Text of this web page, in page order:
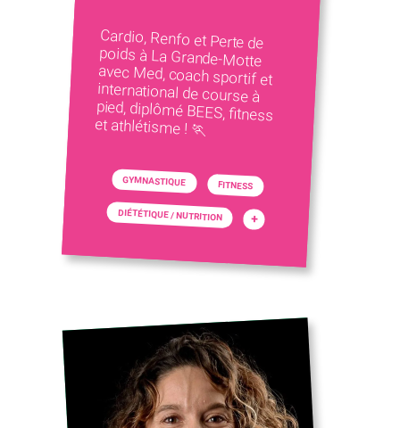
Cardio, Renfo et Perte de
poids à La Grande-Motte
avec Med, coach sportif et
international de course à
pied, diplômé BEES, fitness
et athlétisme ! 🏃
GYMNASTIQUE FITNESS
DIÉTÉTIQUE / NUTRITION +